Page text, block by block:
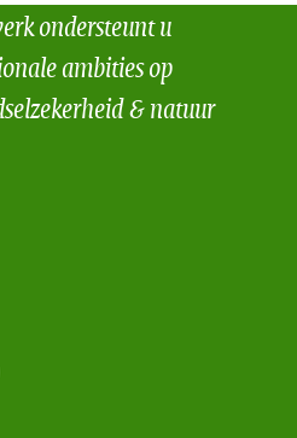
ondersteunt u
ambities op
& natuur